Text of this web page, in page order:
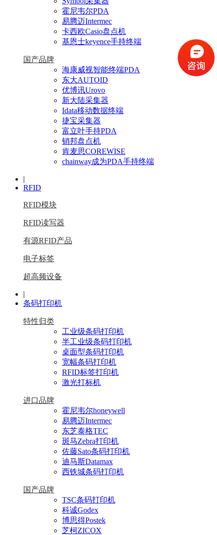
霍尼韦尔PDA
易腾迈Intermec
卡西欧Casio盘点机
基恩士keyence手持终端
国产品牌
海康威视智能终端PDA
东大AUTOID
优博讯Urovo
新大陆采集器
Idata移动数据终端
捷宝采集器
富立叶手持PDA
销邦盘点机
肯麦思COREWISE
chainway成为PDA手持终端
|
RFID
RFID模块
RFID读写器
有源RFID产品
电子标签
超高频设备
|
条码打印机
特性归类
工业级条码打印机
半工业级条码打印机
桌面型条码打印机
宽幅条码打印机
RFID标签打印机
激光打标机
进口品牌
霍尼韦尔honeywell
易腾迈Intermec
东芝泰格TEC
斑马Zebra打印机
佐藤Sato条码打印机
迪马斯Datamax
西铁城条码打印机
国产品牌
TSC条码打印机
科诚Godex
博思得Postek
芝柯ZICOX